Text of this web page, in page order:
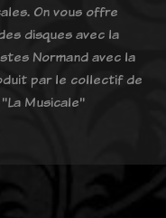
On vous offre
disques avec la
Normand avec la
par le collectif de
Musicale"